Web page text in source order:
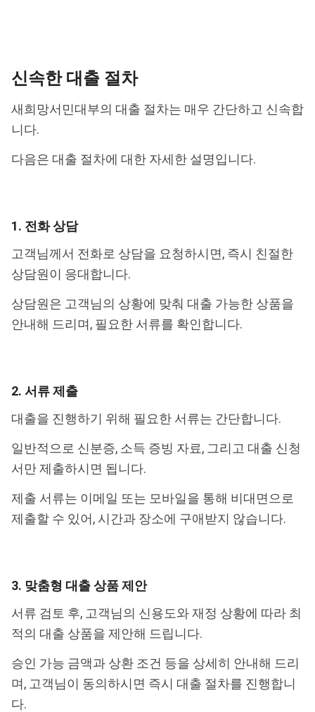
신속한 대출 절차
새희망서민대부의 대출 절차는 매우 간단하고 신속합
니다.
다음은 대출 절차에 대한 자세한 설명입니다.
1. 전화 상담
고객님께서 전화로 상담을 요청하시면, 즉시 친절한
상담원이 응대합니다.
상담원은 고객님의 상황에 맞춰 대출 가능한 상품을
안내해 드리며, 필요한 서류를 확인합니다.
2. 서류 제출
대출을 진행하기 위해 필요한 서류는 간단합니다.
일반적으로 신분증, 소득 증빙 자료, 그리고 대출 신청
서만 제출하시면 됩니다.
제출 서류는 이메일 또는 모바일을 통해 비대면으로
제출할 수 있어, 시간과 장소에 구애받지 않습니다.
3. 맞춤형 대출 상품 제안
서류 검토 후, 고객님의 신용도와 재정 상황에 따라 최
적의 대출 상품을 제안해 드립니다.
승인 가능 금액과 상환 조건 등을 상세히 안내해 드리
며, 고객님이 동의하시면 즉시 대출 절차를 진행합니
다.